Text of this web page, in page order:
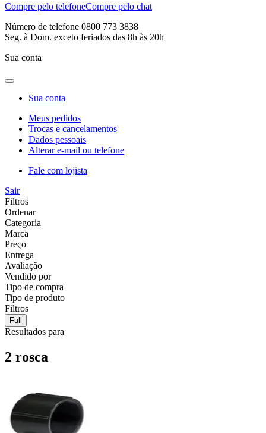
Compre pelo telefoneCompre pelo chat
Número de telefone 0800 773 3838
Seg. à Dom. exceto feriados das 8h às 20h
Sua conta
Sua conta
Meus pedidos
Trocas e cancelamentos
Dados pessoais
Alterar e-mail ou telefone
Fale com lojista
Sair
Filtros
Ordenar
Categoria
Marca
Preço
Entrega
Avaliação
Vendido por
Tipo de compra
Tipo de produto
Filtros
Full
Resultados para
2 rosca